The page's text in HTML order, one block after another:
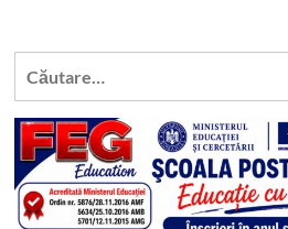
Ziua
ceremonial
militar
și
religios,
în
Caută